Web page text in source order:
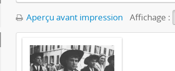
Aperçu avant impression Affichage :